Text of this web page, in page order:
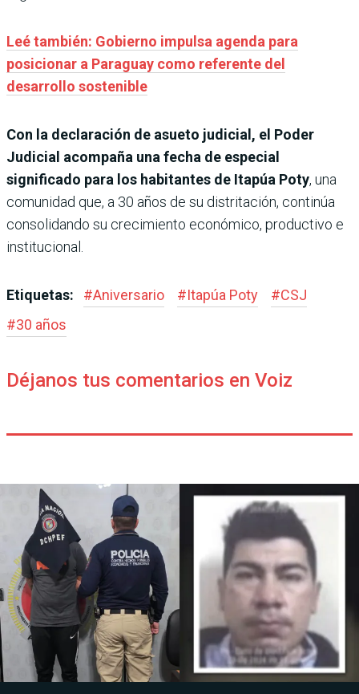
Leé también: Gobierno impulsa agenda para
posicionar a Paraguay como referente del
desarrollo sostenible
Con la declaración de asueto judicial, el Poder
Judicial acompaña una fecha de especial
significado para los habitantes de Itapúa Poty, una
comunidad que, a 30 años de su distritación, continúa
consolidando su crecimiento económico, productivo e
institucional.
Etiquetas: #Aniversario #Itapúa Poty #CSJ
#30 años
Déjanos tus comentarios en Voiz